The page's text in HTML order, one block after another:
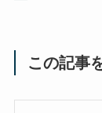
この記事